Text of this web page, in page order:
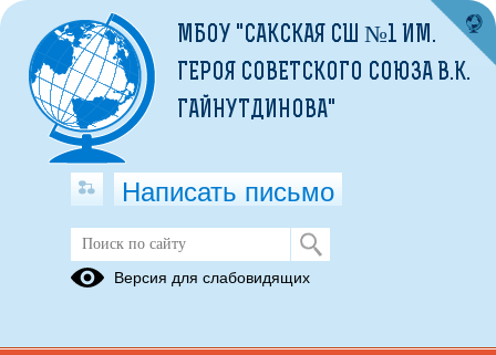
МБОУ "САКСКАЯ СШ №1 ИМ.
ГЕРОЯ СОВЕТСКОГО СОЮЗА В.К.
ГАЙНУТДИНОВА"
Написать письмо
Версия для слабовидящих